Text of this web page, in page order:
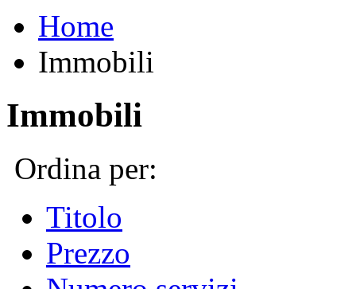
Home
Immobili
Immobili
Ordina per:
Titolo
Prezzo